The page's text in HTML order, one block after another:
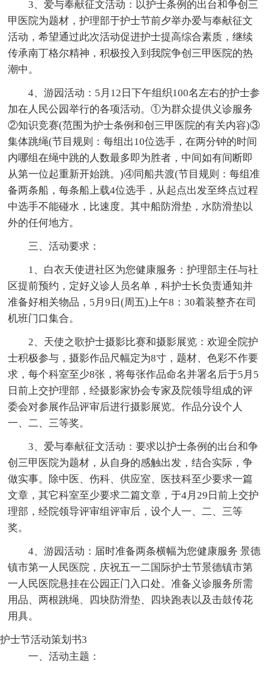
3、爱与奉献征文活动：以护士条例的出台和争创三
甲医院为题材，护理部于护士节前夕举办爱与奉献征文
活动，希望通过此次活动促进护士提高综合素质，继续
传承南丁格尔精神，积极投入到我院争创三甲医院的热
潮中。
4、游园活动：5月12日下午组织100名左右的护士参
加在人民公园举行的各项活动。①为群众提供义诊服务
②知识竞赛(范围为护士条例和创三甲医院的有关内容)③
集体跳绳(节目规则：每组出10位选手，在两分钟的时间
内哪组在绳中跳的人数最多即为胜者，中间如有间断即
从第一位起重新开始跳。)④同船共渡(节目规则：每组准
备两条船，每条船上载4位选手，从起点出发至终点过程
中选手不能碰水，比速度。其中船防滑垫，水防滑垫以
外的任何地方。
三、活动要求：
1、白衣天使进社区为您健康服务：护理部主任与社
区提前预约，定好义诊人员名单，科护士长负责通知并
准备好相关物品，5月9日(周五)上午8：30着装整齐在司
机班门口集合。
2、天使之歌护士摄影比赛和摄影展览：欢迎全院护
士积极参与，摄影作品尺幅定为8寸，题材、色彩不作要
求，每个科室至少8张，将每张作品命名并署名后于5月5
日前上交护理部，经摄影家协会专家及院领导组成的评
委会对参展作品评审后进行摄影展览。作品分设个人
一、二、三等奖。
3、爱与奉献征文活动：要求以护士条例的出台和争
创三甲医院为题材，从自身的感触出发，结合实际，争
做实事。除中医、伤科、供应室、医技科至少要求一篇
文章，其它科室至少要求二篇文章，于4月29日前上交护
理部，经院领导评审组评审后，设个人一、二、三等
奖。
4、游园活动：届时准备两条横幅为您健康服务 景德
镇市第一人民医院，庆祝五一二国际护士节景德镇市第
一人民医院悬挂在公园正门入口处。准备义诊服务所需
用品、两根跳绳、四块防滑垫、四块跑表以及击鼓传花
用具。
护士节活动策划书3
一、活动主题：